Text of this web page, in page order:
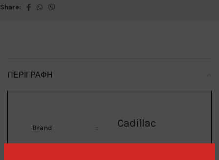
Share:
ΠΕΡΙΓΡΑΦΉ
Brand : Cadillac